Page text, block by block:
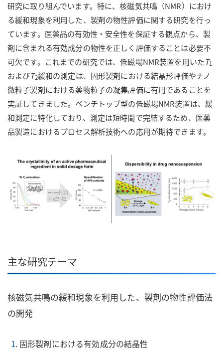
研究に取り組んでいます。特に、核磁気共鳴（NMR）におけ
る緩和現象を利用した、製剤の物性評価に関する研究を行っ
ています。医薬品の有効性・安全性を保証する観点から、製
剤に含まれる有効成分の物性を正しく評価することは必要不
可欠です。これまでの研究では、低磁場NMR装置を用いたT1
およびT2緩和の測定は、固形製剤における結晶形評価やナノ
微粒子製剤における薬物粒子の凝集評価に有用であることを
実証してきました。ベンチトップ型の低磁場NMR装置は、緩
和測定に特化しており、測定は短時間で完結するため、医薬
品製造におけるプロセス解析技術への応用が期待できます。
主な研究テーマ
核磁気共鳴の緩和現象を利用した、製剤の物性評価法
の開発
固形製剤における有効成分の結晶性